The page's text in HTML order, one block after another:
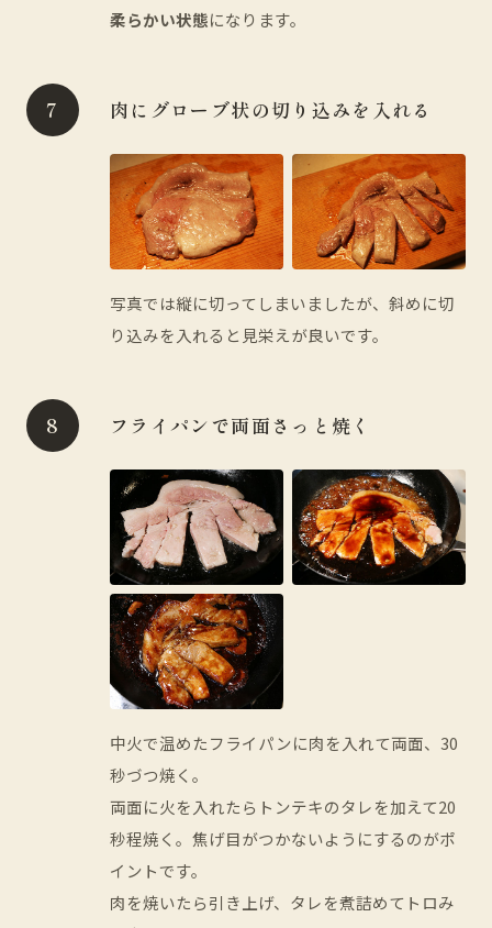
柔らかい状態になります。
肉にグローブ状の切り込みを入れる
写真では縦に切ってしまいましたが、斜めに切
り込みを入れると見栄えが良いです。
フライパンで両面さっと焼く
中火で温めたフライパンに肉を入れて両面、30
秒づつ焼く。
両面に火を入れたらトンテキのタレを加えて20
秒程焼く。焦げ目がつかないようにするのがポ
イントです。
肉を焼いたら引き上げ、タレを煮詰めてトロみ